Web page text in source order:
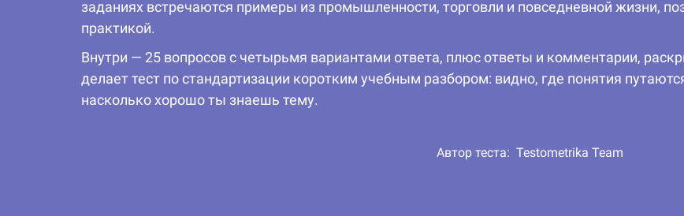
заданиях встречаются примеры из промышленности, торговли и повседневной жизни,
практикой.
Внутри — 25 вопросов с четырьмя вариантами ответа, плюс ответы и комментарии,
делает тест по стандартизации коротким учебным разбором: видно, где понятия
насколько хорошо ты знаешь тему.
Автор теста: Testometrika Team